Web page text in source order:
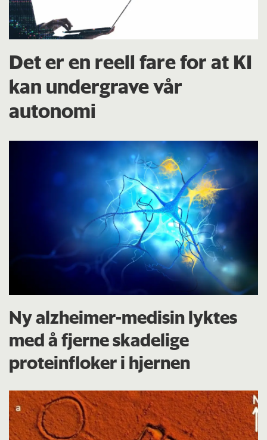
Det er en reell fare for at KI
kan undergrave vår
autonomi
Ny alzheimer-medisin lyktes
med å fjerne skadelige
proteinfloker i hjernen